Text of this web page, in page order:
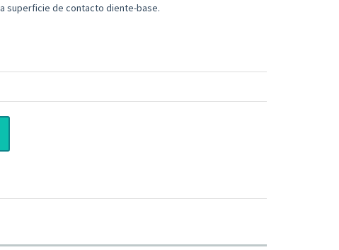
superficie de contacto diente-base.